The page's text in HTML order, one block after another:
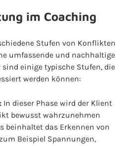
im Coaching
Stufen von Konflikten
umfassende und nachhaltige
sind einige typische Stufen, die
werden können:
In dieser Phase wird der Klient
bewusst wahrzunehmen
beinhaltet das Erkennen von
Beispiel Spannungen,